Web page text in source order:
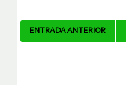
Navegador
ENTRADA ANTERIOR